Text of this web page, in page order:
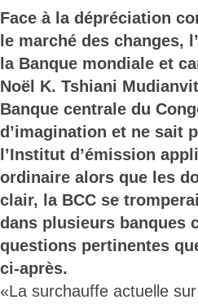
Face à la dépréciation
le marché des changes,
la Banque mondiale et
Noël K. Tshiani
Banque centrale du
d’imagination et ne sait
l’Institut d’émission
ordinaire alors que les
clair, la BCC se
dans plusieurs banques
questions pertinentes
ci-après.
«La surchauffe actuelle